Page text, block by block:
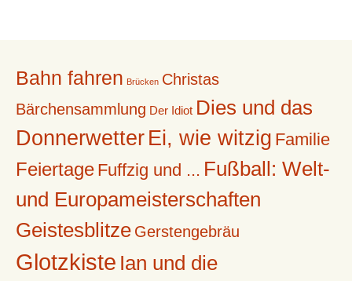
Bahn fahren Brücken Christas
Bärchensammlung Der Idiot Dies und das
Donnerwetter Ei, wie witzig Familie
Feiertage Fuffzig und ... Fußball: Welt-
und Europameisterschaften
Geistesblitze Gerstengebräu
Glotzkiste Ian und die